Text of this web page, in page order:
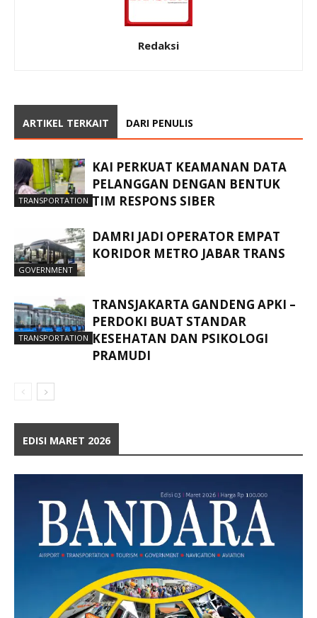
Redaksi
ARTIKEL TERKAIT DARI PENULIS
TRANSPORTATION
KAI PERKUAT KEAMANAN DATA
PELANGGAN DENGAN BENTUK
TIM RESPONS SIBER
GOVERNMENT
DAMRI JADI OPERATOR EMPAT
KORIDOR METRO JABAR TRANS
TRANSPORTATION
TRANSJAKARTA GANDENG APKI –
PERDOKI BUAT STANDAR
KESEHATAN DAN PSIKOLOGI
PRAMUDI
EDISI MARET 2026